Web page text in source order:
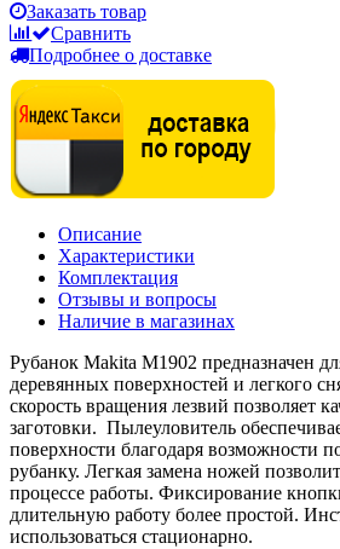
Заказать товар
Сравнить
Подробнее о доставке
Описание
Характеристики
Комплектация
Отзывы и вопросы
Наличие в магазинах
Рубанок Makita M1902 предназначен
деревянных поверхностей и легкого
скорость вращения лезвий позволяет
заготовки. Пылеуловитель
поверхности благодаря возможности
рубанку. Легкая замена ножей
процессе работы. Фиксирование
длительную работу более простой.
использоваться стационарно.